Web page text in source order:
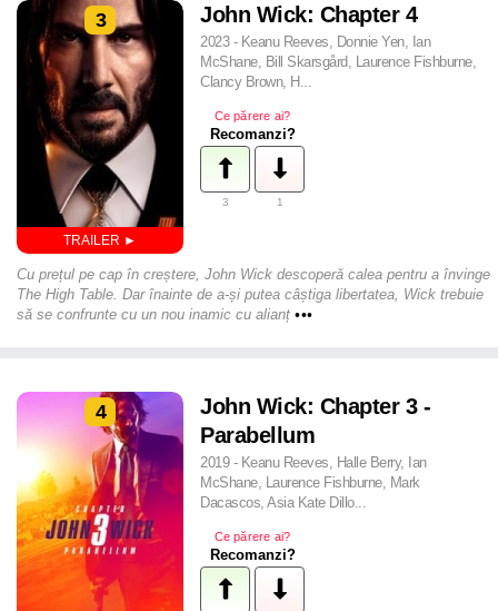
3 John Wick: Chapter 4
2023 - Keanu Reeves, Donnie Yen, Ian
McShane, Bill Skarsgård, Laurence Fishburne,
Clancy Brown, H...
Ce părere ai?
Recomanzi?
3 1
Cu prețul pe cap în creștere, John Wick descoperă calea pentru a învinge
The High Table. Dar înainte de a-și putea câștiga libertatea, Wick trebuie
să se confrunte cu un nou inamic cu alianț •••
4
John Wick: Chapter 3 -
Parabellum
2019 - Keanu Reeves, Halle Berry, Ian
McShane, Laurence Fishburne, Mark
Dacascos, Asia Kate Dillo...
Ce părere ai?
Recomanzi?